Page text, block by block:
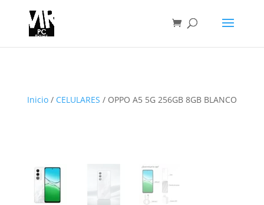
Inicio/ CELULARES / OPPO A5 5G 256GB 8GB BLANCO